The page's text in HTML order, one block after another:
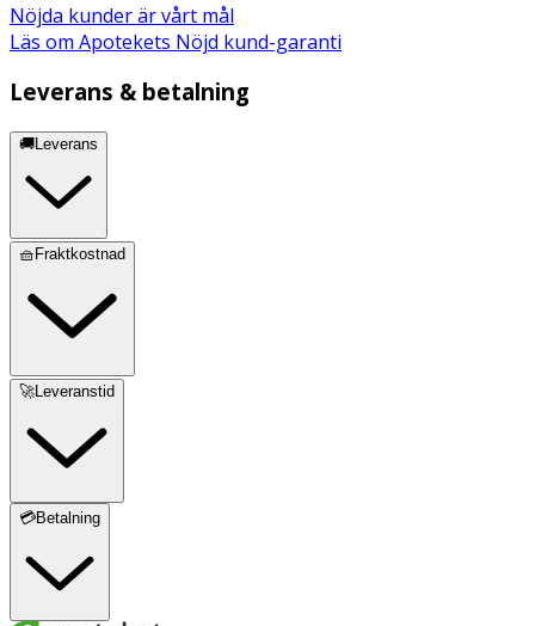
Nöjda kunder är vårt mål
Läs om Apotekets Nöjd kund-garanti
Leverans & betalning
🚚Leverans
🧺Fraktkostnad
🚀Leveranstid
💳Betalning